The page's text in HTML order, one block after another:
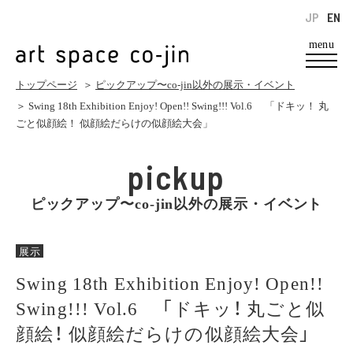
menu
EN
JP
トップページ ＞ ピックアップ〜co-jin以外の展示・イベント
＞ Swing 18th Exhibition Enjoy! Open!! Swing!!! Vol.6 「ドキッ！ 丸
ごと似顔絵！ 似顔絵だらけの似顔絵大会」
pickup
ピックアップ〜co-jin以外の展示・イベント
展示
Swing 18th Exhibition Enjoy! Open!!
Swing!!! Vol.6 「ドキッ！ 丸ごと似
顔絵！ 似顔絵だらけの似顔絵大会」